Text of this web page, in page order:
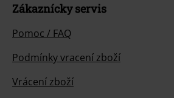
Zákaznícky servis
Pomoc / FAQ
Podmínky vracení zboží
Vrácení zboží